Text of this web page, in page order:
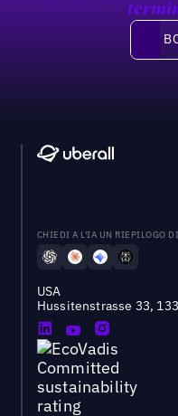
Book
CHIEDI A L'IA UN RIEPILOGO
USA
Hussitenstrasse 33,